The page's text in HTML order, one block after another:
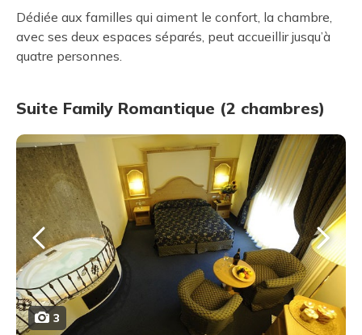
Dédiée aux familles qui aiment le confort, la chambre,
avec ses deux espaces séparés, peut accueillir jusqu’à
quatre personnes.
Suite Family Romantique (2 chambres)
3